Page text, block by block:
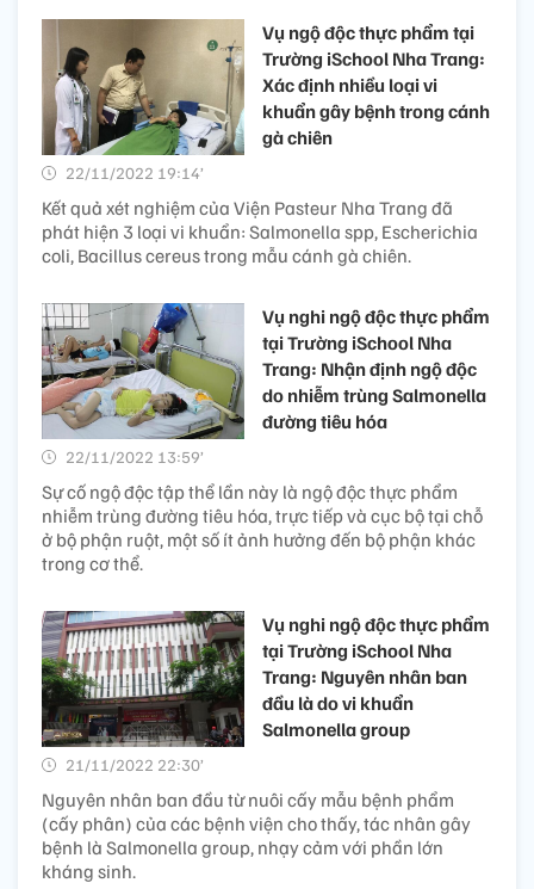
Vụ ngộ độc thực phẩm tại
Trường iSchool Nha Trang:
Xác định nhiều loại vi
khuẩn gây bệnh trong cánh
gà chiên
22/11/2022 19:14’
Kết quả xét nghiệm của Viện Pasteur Nha Trang đã
phát hiện 3 loại vi khuẩn: Salmonella spp, Escherichia
coli, Bacillus cereus trong mẫu cánh gà chiên.
Vụ nghi ngộ độc thực phẩm
tại Trường iSchool Nha
Trang: Nhận định ngộ độc
do nhiễm trùng Salmonella
đường tiêu hóa
22/11/2022 13:59’
Sự cố ngộ độc tập thể lần này là ngộ độc thực phẩm
nhiễm trùng đường tiêu hóa, trực tiếp và cục bộ tại chỗ
ở bộ phận ruột, một số ít ảnh hưởng đến bộ phận khác
trong cơ thể.
Vụ nghi ngộ độc thực phẩm
tại Trường iSchool Nha
Trang: Nguyên nhân ban
đầu là do vi khuẩn
Salmonella group
21/11/2022 22:30’
Nguyên nhân ban đầu từ nuôi cấy mẫu bệnh phẩm
(cấy phân) của các bệnh viện cho thấy, tác nhân gây
bệnh là Salmonella group, nhạy cảm với phần lớn
kháng sinh.